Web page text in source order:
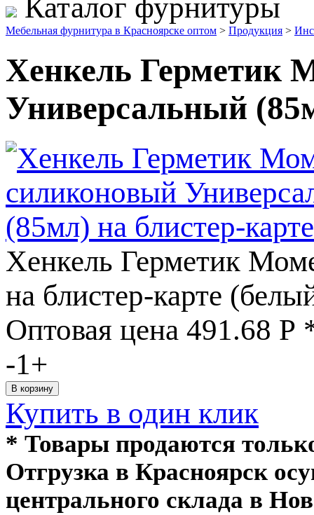
Каталог фурнитуры
Мебельная фурнитура в Красноярске оптом > Продукция >
Хенкель Герметик
Универсальный
Хенкель Герметик
на блистер-карте
Оптовая цена 491.68 Р
-1+
Купить в один клик
* Товары продаются
Отгрузка в Красноярск
центрального склада в